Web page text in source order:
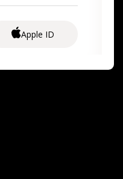
Apple ID